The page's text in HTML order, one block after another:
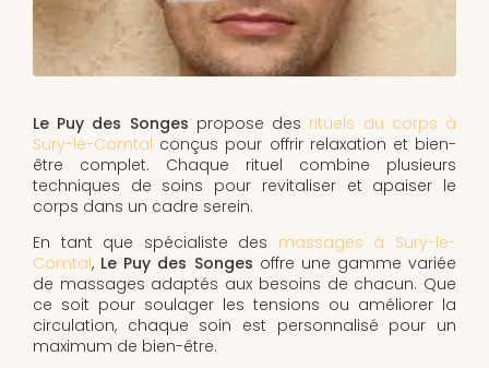
Le Puy des Songes propose des rituels du corps à
Sury-le-Comtal conçus pour offrir relaxation et bien-
être complet. Chaque rituel combine plusieurs
techniques de soins pour revitaliser et apaiser le
corps dans un cadre serein.
En tant que spécialiste des massages à Sury-le-
Comtal, Le Puy des Songes offre une gamme variée
de massages adaptés aux besoins de chacun. Que
ce soit pour soulager les tensions ou améliorer la
circulation, chaque soin est personnalisé pour un
maximum de bien-être.